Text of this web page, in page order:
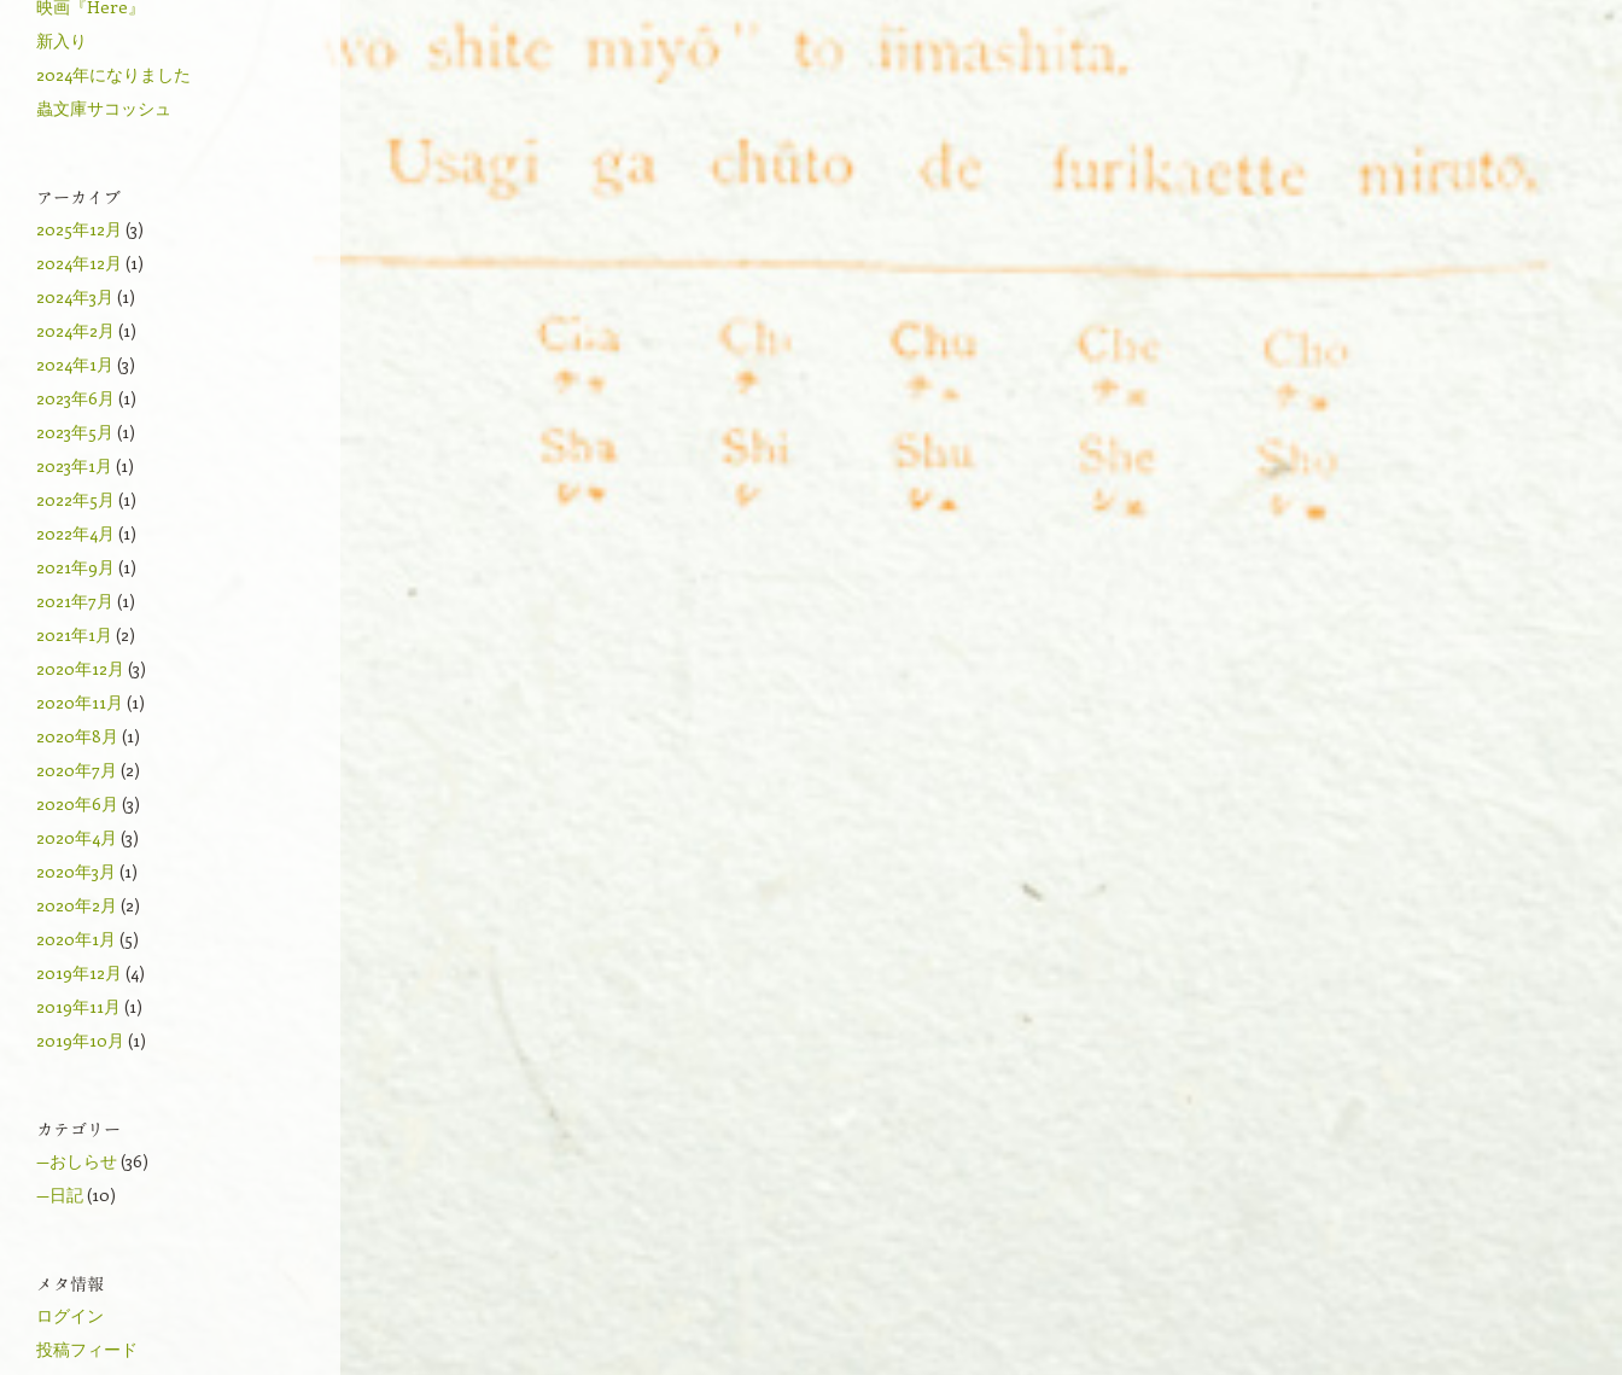
映画『Here』
新入り
2024年になりました
蟲文庫サコッシュ
アーカイブ
2025年12月 (3)
2024年12月 (1)
2024年3月 (1)
2024年2月 (1)
2024年1月 (3)
2023年6月 (1)
2023年5月 (1)
2023年1月 (1)
2022年5月 (1)
2022年4月 (1)
2021年9月 (1)
2021年7月 (1)
2021年1月 (2)
2020年12月 (3)
2020年11月 (1)
2020年8月 (1)
2020年7月 (2)
2020年6月 (3)
2020年4月 (3)
2020年3月 (1)
2020年2月 (2)
2020年1月 (5)
2019年12月 (4)
2019年11月 (1)
2019年10月 (1)
カテゴリー
—おしらせ(36)
—日記(10)
メタ情報
ログイン
投稿フィード